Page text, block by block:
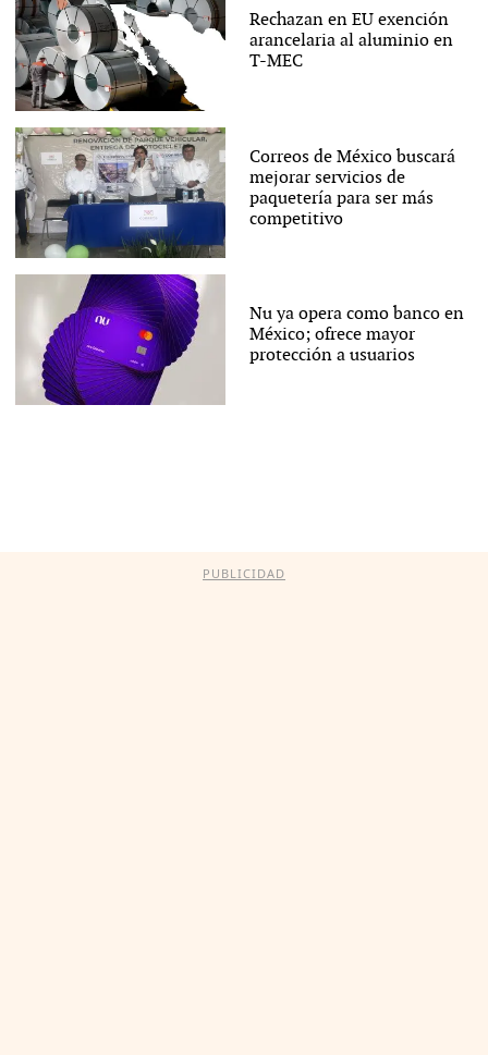
Rechazan en EU exención
arancelaria al aluminio en
T-MEC
Correos de México buscará
mejorar servicios de
paquetería para ser más
competitivo
Nu ya opera como banco en
México; ofrece mayor
protección a usuarios
PUBLICIDAD